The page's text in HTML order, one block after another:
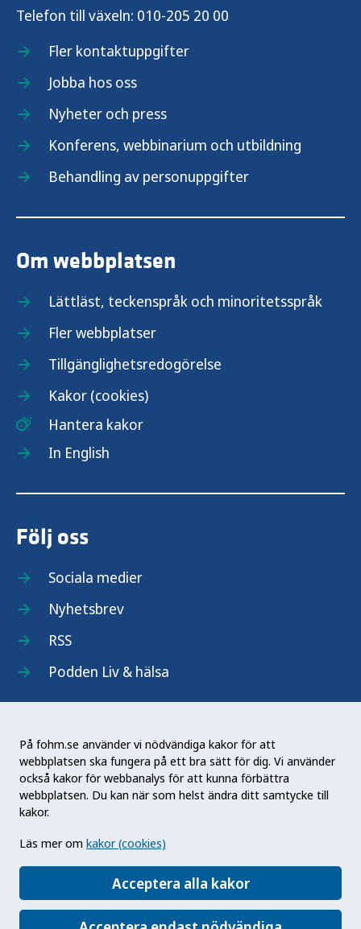
På fohm.se använder vi nödvändiga kakor för att
webbplatsen ska fungera på ett bra sätt för dig. Vi använder
också kakor för webbanalys för att kunna förbättra
webbplatsen. Du kan när som helst ändra ditt samtycke till
kakor.
Läs mer om kakor (cookies)
Acceptera alla kakor
Telefon till växeln: 010-205 20 00
Fler kontaktuppgifter
Jobba hos oss
Nyheter och press
Konferens, webbinarium och utbildning
Behandling av personuppgifter
Om webbplatsen
Lättläst, teckenspråk och minoritetsspråk
Fler webbplatser
Tillgänglighetsredogörelse
Kakor (cookies)
Hantera kakor
In English
Följ oss
Sociala medier
Nyhetsbrev
RSS
Podden Liv & hälsa
Folkhälsomyndigheten (Fohm) är en nationell
kunskapsmyndighet som arbetar för en bättre
folkhälsa. Det gör myndigheten genom att
främja hälsa, förebygga ohälsa och skydda mot
hälsohot. Vår vision är en folkhälsa som stärker
samhällets utveckling.